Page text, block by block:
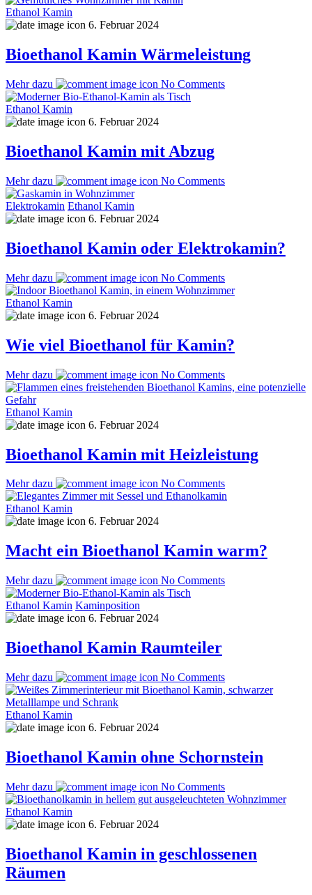
Ethanol Kamin
6. Februar 2024
Bioethanol Kamin Wärmeleistung
Mehr dazu No Comments
Ethanol Kamin
6. Februar 2024
Bioethanol Kamin mit Abzug
Mehr dazu No Comments
Elektrokamin Ethanol Kamin
6. Februar 2024
Bioethanol Kamin oder Elektrokamin?
Mehr dazu No Comments
Ethanol Kamin
6. Februar 2024
Wie viel Bioethanol für Kamin?
Mehr dazu No Comments
Ethanol Kamin
6. Februar 2024
Bioethanol Kamin mit Heizleistung
Mehr dazu No Comments
Ethanol Kamin
6. Februar 2024
Macht ein Bioethanol Kamin warm?
Mehr dazu No Comments
Ethanol Kamin Kaminposition
6. Februar 2024
Bioethanol Kamin Raumteiler
Mehr dazu No Comments
Ethanol Kamin
6. Februar 2024
Bioethanol Kamin ohne Schornstein
Mehr dazu No Comments
Ethanol Kamin
6. Februar 2024
Bioethanol Kamin in geschlossenen
Räumen